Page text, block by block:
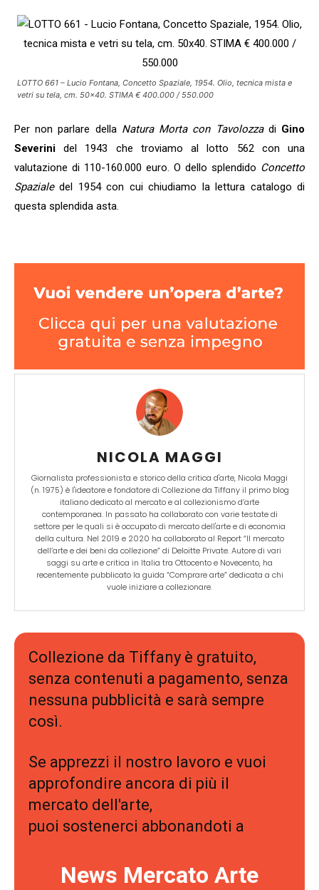
LOTTO 661 – Lucio Fontana, Concetto Spaziale, 1954. Olio, tecnica mista e
vetri su tela, cm. 50×40. STIMA € 400.000 / 550.000
Per non parlare della Natura Morta con Tavolozzadi Gino
Severini del 1943 che troviamo al lotto 562 con una
valutazione di 110-160.000 euro. O dello splendido Concetto
Spazialedel 1954 con cui chiudiamo la lettura catalogo di
questa splendida asta.
NICOLA MAGGI
Giornalista professionista e storico della critica d'arte, Nicola Maggi
(n. 1975) è l'ideatore e fondatore di Collezione da Tiffany il primo blog
italiano dedicato al mercato e al collezionismo d’arte
contemporanea. In passato ha collaborato con varie testate di
settore per le quali si è occupato di mercato dell'arte e di economia
della cultura. Nel 2019 e 2020 ha collaborato al Report “Il mercato
dell’arte e dei beni da collezione” di Deloitte Private. Autore di vari
saggi su arte e critica in Italia tra Ottocento e Novecento, ha
recentemente pubblicato la guida “Comprare arte” dedicata a chi
vuole iniziare a collezionare.
Collezione da Tiffany è gratuito,
senza contenuti a pagamento, senza
nessuna pubblicità e sarà sempre
così.
Se apprezzi il nostro lavoro e vuoi
approfondire ancora di più il
mercato dell'arte,
puoi sostenerci abbonandoti a
News Mercato Arte